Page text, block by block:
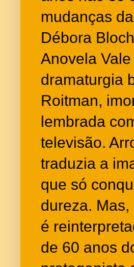
mudanças
Débora
Anovela
dramaturgia
Roitman,
lembrada
televisão.
traduzia a
que só
dureza.
é
de 60 anos